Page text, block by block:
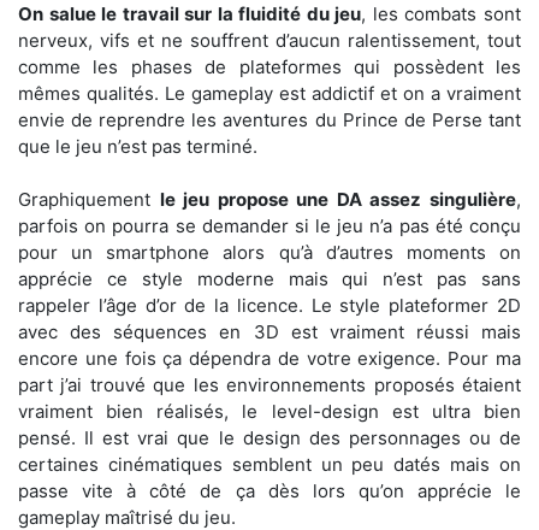
On salue le travail sur la fluidité du jeu, les combats sont
nerveux, vifs et ne souffrent d’aucun ralentissement, tout
comme les phases de plateformes qui possèdent les
mêmes qualités. Le gameplay est addictif et on a vraiment
envie de reprendre les aventures du Prince de Perse tant
que le jeu n’est pas terminé.
Graphiquement le jeu propose une DA assez singulière,
parfois on pourra se demander si le jeu n’a pas été conçu
pour un smartphone alors qu’à d’autres moments on
apprécie ce style moderne mais qui n’est pas sans
rappeler l’âge d’or de la licence. Le style plateformer 2D
avec des séquences en 3D est vraiment réussi mais
encore une fois ça dépendra de votre exigence. Pour ma
part j’ai trouvé que les environnements proposés étaient
vraiment bien réalisés, le level-design est ultra bien
pensé. Il est vrai que le design des personnages ou de
certaines cinématiques semblent un peu datés mais on
passe vite à côté de ça dès lors qu’on apprécie le
gameplay maîtrisé du jeu.